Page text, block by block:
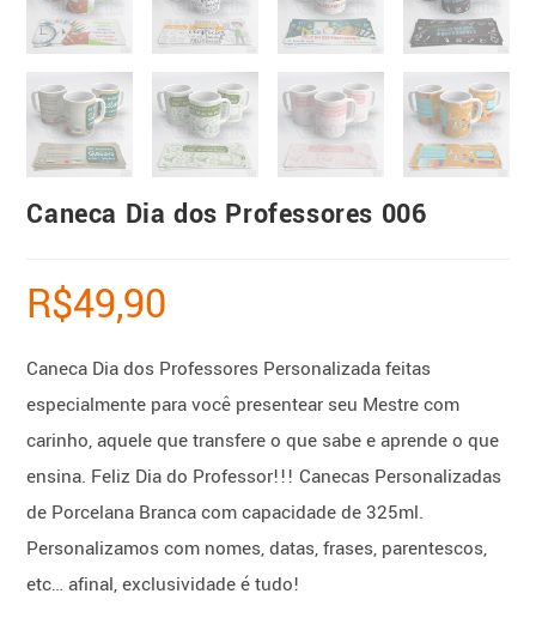
Caneca Dia dos Professores 006
R$49,90
Caneca Dia dos Professores Personalizada feitas
especialmente para você presentear seu Mestre com
carinho, aquele que transfere o que sabe e aprende o que
ensina. Feliz Dia do Professor!!! Canecas Personalizadas
de Porcelana Branca com capacidade de 325ml.
Personalizamos com nomes, datas, frases, parentescos,
etc… afinal, exclusividade é tudo!